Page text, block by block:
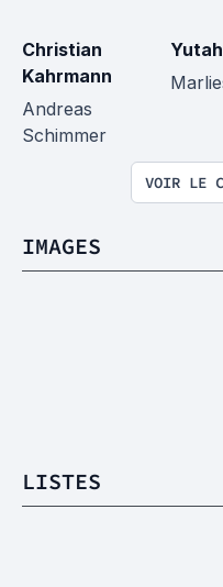
Christian
Kahrmann
Andreas
Schimmer
VOIR LE
IMAGES
LISTES